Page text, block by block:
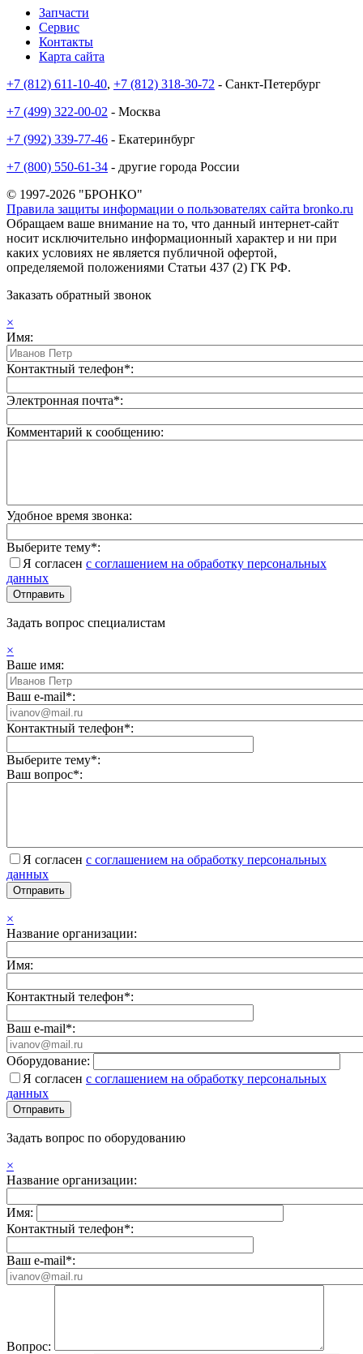
Запчасти
Сервис
Контакты
Карта сайта
+7 (812) 611-10-40, +7 (812) 318-30-72 - Санкт-Петербург
+7 (499) 322-00-02 - Москва
+7 (992) 339-77-46 - Екатеринбург
+7 (800) 550-61-34 - другие города России
© 1997-2026 "БРОНКО"
Правила защиты информации о пользователях сайта bronko.ru
Обращаем ваше внимание на то, что данный интернет-сайт
носит исключительно информационный характер и ни при
каких условиях не является публичной офертой,
определяемой положениями Статьи 437 (2) ГК РФ.
Заказать обратный звонок
×
Имя:
Контактный телефон*:
Электронная почта*:
Комментарий к сообщению:
Удобное время звонка:
Выберите тему*:
Я согласен с соглашением на обработку персональных
данных
Задать вопрос специалистам
×
Ваше имя:
Ваш e-mail*:
Контактный телефон*:
Выберите тему*:
Ваш вопрос*:
Я согласен с соглашением на обработку персональных
данных
×
Название организации:
Имя:
Контактный телефон*:
Ваш e-mail*:
Оборудование:
Я согласен с соглашением на обработку персональных
данных
Задать вопрос по оборудованию
×
Название организации:
Имя:
Контактный телефон*:
Ваш e-mail*:
Вопрос: